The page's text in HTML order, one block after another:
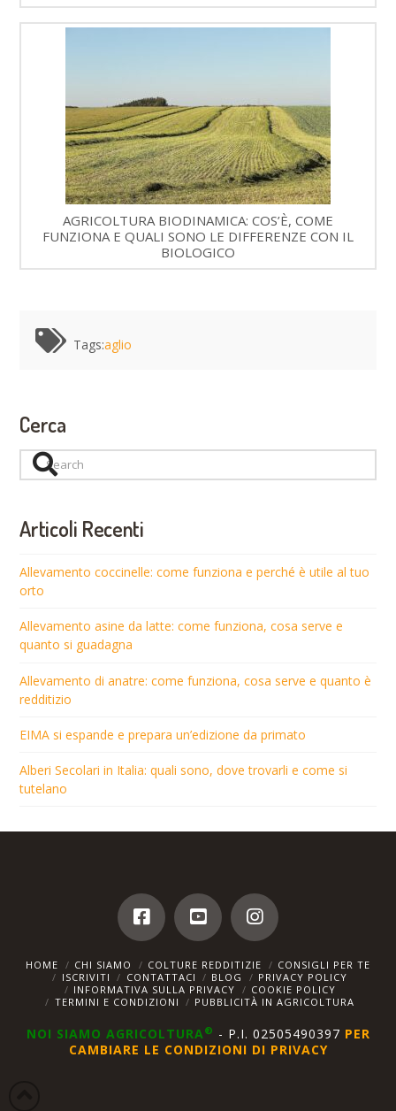
AGRICOLTURA BIODINAMICA: COS’È, COME
FUNZIONA E QUALI SONO LE DIFFERENZE CON IL
BIOLOGICO
Tags:aglio
Cerca
Search
Articoli Recenti
Allevamento coccinelle: come funziona e perché è utile al tuo
orto
Allevamento asine da latte: come funziona, cosa serve e
quanto si guadagna
Allevamento di anatre: come funziona, cosa serve e quanto è
redditizio
EIMA si espande e prepara un’edizione da primato
Alberi Secolari in Italia: quali sono, dove trovarli e come si
tutelano
HOME CHI SIAMO COLTURE REDDITIZIE
CONSIGLI PER TE
ISCRIVITI
CONTATTACI BLOG
PRIVACY POLICY
INFORMATIVA SULLA PRIVACY
COOKIE POLICY
TERMINI E CONDIZIONI
PUBBLICITÀ IN AGRICOLTURA
NOI SIAMO AGRICOLTURA® - P.I. 02505490397 PER
CAMBIARE LE CONDIZIONI DI PRIVACY